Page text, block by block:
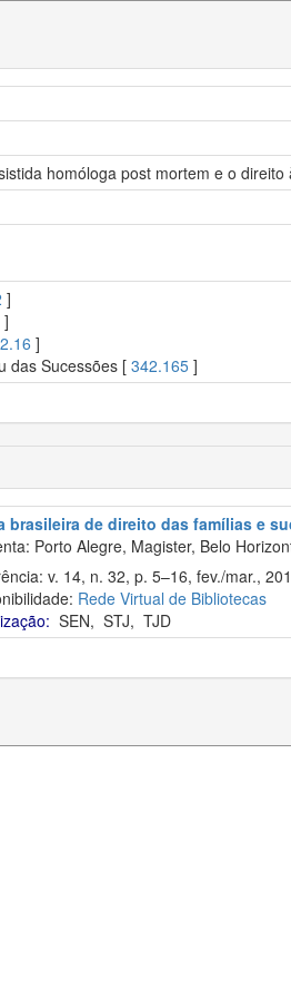
homóloga post mortem e o direito
]
]
]
das Sucessões [ 342.165 ]
brasileira de direito das famílias e
Porto Alegre, Magister, Belo
v. 14, n. 32, p. 5–16, fev./mar.,
Rede Virtual de Bibliotecas
SEN, STJ, TJD